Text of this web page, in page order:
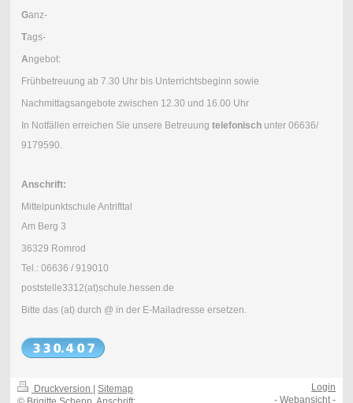
Ganz-
Tags-
Angebot:
Frühbetreuung ab 7.30 Uhr bis Unterrichtsbeginn sowie
Nachmittagsangebote zwischen 12.30 und 16.00 Uhr
In Notfällen erreichen Sie unsere Betreuung telefonischunter 06636/
9179590.
Anschrift:
Mittelpunktschule Antrifttal
Am Berg 3
36329 Romrod
Tel.: 06636 / 919010
poststelle3312(at)schule.hessen.de
Bitte das (at) durch @ in der E-Mailadresse ersetzen.
Druckversion
Sitemap
Login
-Webansicht-